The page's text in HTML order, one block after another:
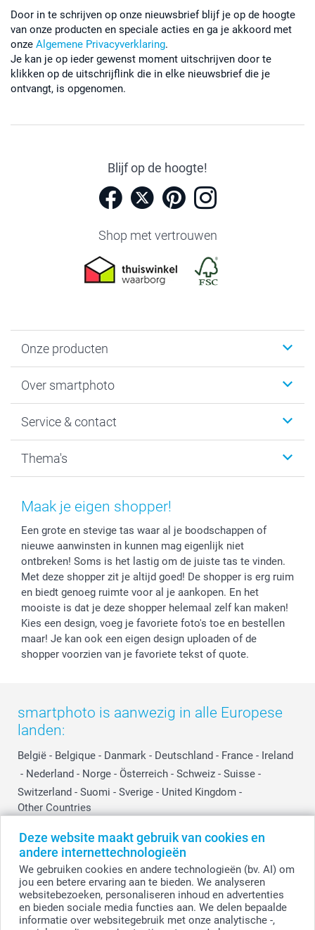
Deze website maakt gebruik van cookies en
andere internettechnologieën
We gebruiken cookies en andere technologieën (bv. AI) om
jou een betere ervaring aan te bieden. We analyseren
websitebezoeken, personaliseren inhoud en advertenties
en bieden sociale media functies aan. We delen bepaalde
informatie over websitegebruik met onze analytische -,
Door in te schrijven op onze nieuwsbrief blijf je op de hoogte
van onze producten en speciale acties en ga je akkoord met
onze Algemene Privacyverklaring.
Je kan je op ieder gewenst moment uitschrijven door te
klikken op de uitschrijflink die in elke nieuwsbrief die je
ontvangt, is opgenomen.
Blijf op de hoogte!
Shop met vertrouwen
Onze producten
Fotoboeken
Fotocadeaus
Kaarten
Over smartphoto
Vacatures
Bestelproces
Herroepingsrecht
Cookiebeleid
Reviews
Prijslijst
Investor Relations
Service & contact
Tevredenheidsgarantie
Mijn orderstatus
smartbonus
smartfriends
service@smartphoto.nl
Affiliate partnerprogramma
Partnerships
Influencer partnerprogramma
Thema's
Baby
Moederdag
Vaderdag
Huwelijk
Maak je eigen shopper!
Een grote en stevige tas waar al je boodschappen of
nieuwe aanwinsten in kunnen mag eigenlijk niet
ontbreken! Soms is het lastig om de juiste tas te vinden.
Met deze shopper zit je altijd goed! De shopper is erg ruim
en biedt genoeg ruimte voor al je aankopen. En het
mooiste is dat je deze shopper helemaal zelf kan maken!
Kies een design, voeg je favoriete foto's toe en bestellen
maar! Je kan ook een eigen design uploaden of de
shopper voorzien van je favoriete tekst of quote.
smartphoto is aanwezig in alle Europese
landen:
België - Belgique - Danmark - Deutschland - France - Ireland
- Nederland - Norge - Österreich - Schweiz - Suisse -
Switzerland - Suomi - Sverige - United Kingdom -
Other Countries
© smartphoto group. Alle rechten voorbehouden.Disclaimer
Alle prijzen zijn in EURO (€) inclusief BTW en exclusief verzendkosten.